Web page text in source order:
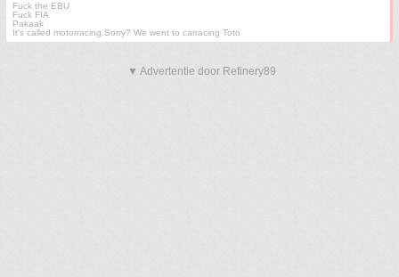
Fuck the EBU
Fuck FIA
Pakaak
It's called motorracing.Sorry? We went to carracing Toto
▼ Advertentie door Refinery89